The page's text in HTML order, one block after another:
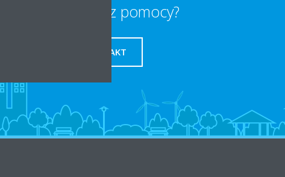
Potrzebujesz pomocy?
KONTAKT